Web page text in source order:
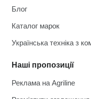
Блог
Каталог марок
Українська техніка з
Наші пропозиції
Реклама на Agriline